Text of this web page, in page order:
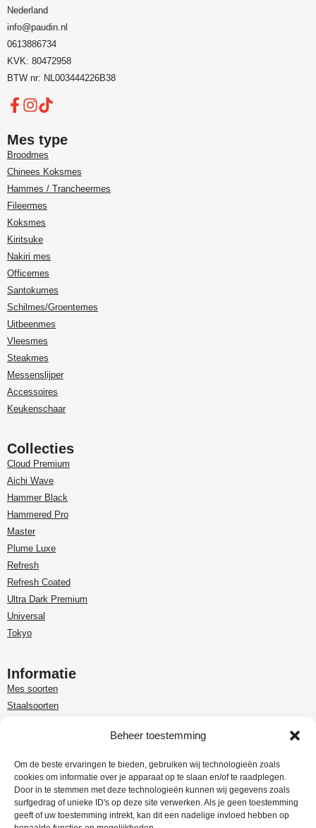
Beheer toestemming
Om de beste ervaringen te bieden, gebruiken wij technologieën zoals
cookies om informatie over je apparaat op te slaan en/of te raadplegen.
Door in te stemmen met deze technologieën kunnen wij gegevens zoals
surfgedrag of unieke ID's op deze site verwerken. Als je geen toestemming
geeft of uw toestemming intrekt, kan dit een nadelige invloed hebben op
Nederland
info@paudin.nl
0613886734
KVK: 80472958
BTW nr: NL003444226B38
Mes type
Broodmes
Chinees Koksmes
Hammes / Trancheermes
Fileermes
Koksmes
Kiritsuke
Nakiri mes
Officemes
Santokumes
Schilmes/Groentemes
Uitbeenmes
Vleesmes
Steakmes
Messenslijper
Accessoires
Keukenschaar
Collecties
Cloud Premium
Aichi Wave
Hammer Black
Hammered Pro
Master
Plume Luxe
Refresh
Refresh Coated
Ultra Dark Premium
Universal
Tokyo
Informatie
Mes soorten
Staalsoorten
Customer care
Garantie en retour
Leveringsinformatie
Klachtenregeling